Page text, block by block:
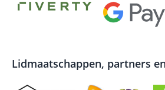
Lidmaatschappen, partners